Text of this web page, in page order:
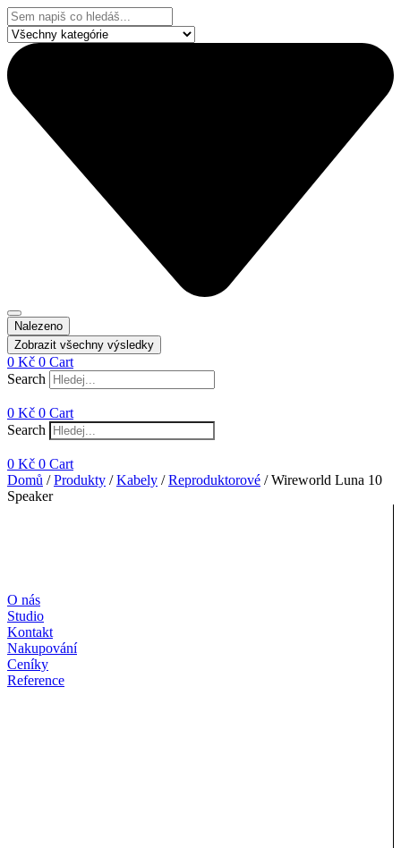
Přejít
k
obsahu
Search
...
Nalezeno
Zobrazit všechny výsledky
0 Kč 0 Cart
Search
0 Kč 0 Cart
Search
0 Kč 0 Cart
Domů /Produkty /Kabely /Reproduktorové / Wireworld Luna 10
Speaker
O nás
Studio
Kontakt
Nakupování
Ceníky
Reference